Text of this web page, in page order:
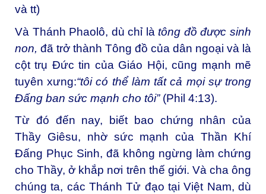
và tt)
Và Thánh Phaolô, dù chỉ làtông đồ được sinh
non, đã trở thành Tông đồ của dân ngoại và là
cột trụ Đức tin của Giáo Hội, cũng mạnh mẽ
tuyên xưng:“tôi có thể làm tất cả mọi sự trong
Đấng ban sức mạnh cho tôi” (Phil 4:13).
Từ đó đến nay, biết bao chứng nhân của
Thầy Giêsu, nhờ sức mạnh của Thần Khí
Đấng Phục Sinh, đã không ngừng làm chứng
cho Thầy, ở khắp nơi trên thế giới. Và cha ông
chúng ta, các Thánh Tử đạo tại Việt Nam, dù